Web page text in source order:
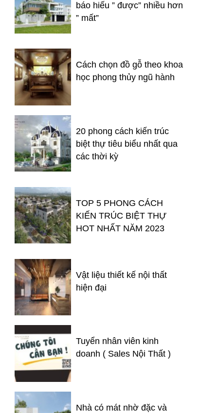
báo hiếu ” được” nhiều hơn
” mất”
Cách chọn đồ gỗ theo khoa
học phong thủy ngũ hành
20 phong cách kiến trúc
biệt thự tiêu biểu nhất qua
các thời kỳ
TOP 5 PHONG CÁCH
KIẾN TRÚC BIỆT THỰ
HOT NHẤT NĂM 2023
Vật liệu thiết kế nội thất
hiện đại
Tuyển nhân viên kinh
doanh ( Sales Nội Thất )
Nhà có mát nhờ đặc và